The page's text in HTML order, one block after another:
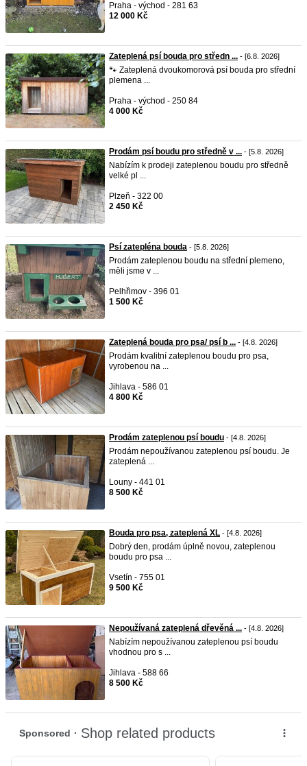
Praha - východ - 281 63
12 000 Kč
Zateplená psí bouda pro středn ... - [6.8. 2026]
🐾 Zateplená dvoukomorová psí bouda pro střední
plemena ...
Praha - východ - 250 84
4 000 Kč
Prodám psí boudu pro středně v ... - [5.8. 2026]
Nabízím k prodeji zateplenou boudu pro středně
velké pl ...
Plzeň - 322 00
2 450 Kč
Psí zatepléna bouda - [5.8. 2026]
Prodám zateplenou boudu na střední plemeno,
měli jsme v ...
Pelhřimov - 396 01
1 500 Kč
Zateplená bouda pro psa/ psí b ... - [4.8. 2026]
Prodám kvalitní zateplenou boudu pro psa,
vyrobenou na ...
Jihlava - 586 01
4 800 Kč
Prodám zateplenou psí boudu - [4.8. 2026]
Prodám nepoužívanou zateplenou psí boudu. Je
zateplená ...
Louny - 441 01
8 500 Kč
Bouda pro psa, zateplená XL - [4.8. 2026]
Dobrý den, prodám úplně novou, zateplenou
boudu pro psa ...
Vsetín - 755 01
9 500 Kč
Nepoužívaná zateplená dřevěná ... - [4.8. 2026]
Nabízím nepoužívanou zateplenou psí boudu
vhodnou pro s ...
Jihlava - 588 66
8 500 Kč